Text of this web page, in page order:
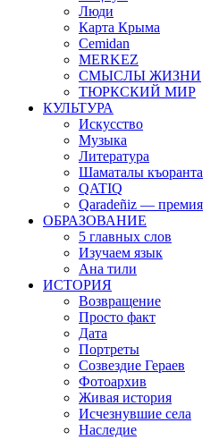
Люди
Карта Крыма
Cemidan
МERKEZ
СМЫСЛЫ ЖИЗНИ
ТЮРКСКИЙ МИР
КУЛЬТУРА
Искусство
Музыка
Литература
Шаматалы къоранта
QATIQ
Qaradeñiz — премия
ОБРАЗОВАНИЕ
5 главных слов
Изучаем язык
Ана тили
ИСТОРИЯ
Возвращение
Просто факт
Дата
Портреты
Созвездие Гераев
Фотоархив
Живая история
Исчезнувшие села
Наследие